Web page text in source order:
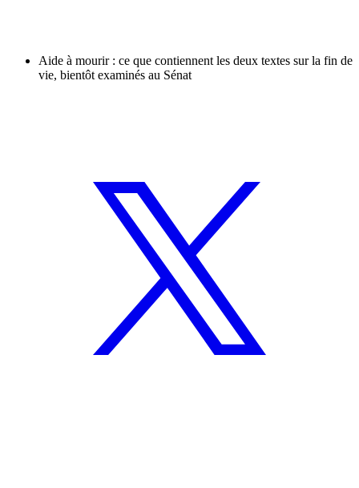
Aide à mourir : ce que contiennent les deux textes sur la fin de
vie, bientôt examinés au Sénat